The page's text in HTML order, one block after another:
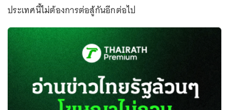
ประเทศนี้ไม่ต้องการต่อสู้กันอีกต่อไป